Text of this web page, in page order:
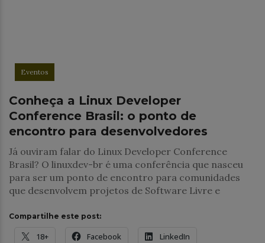
Eventos
Conheça a Linux Developer
Conference Brasil: o ponto de
encontro para desenvolvedores
Já ouviram falar do Linux Developer Conference
Brasil? O linuxdev-br é uma conferência que nasceu
para ser um ponto de encontro para comunidades
que desenvolvem projetos de Software Livre e
Compartilhe este post:
18+ Facebook LinkedIn